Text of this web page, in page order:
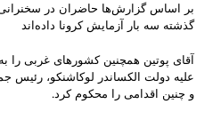
بر اساس گزارش‌ها حاضران در سخنرانی
گذشته سه بار آزمایش کرونا داده‌اند
آقای پوتین همچنین کشورهای غربی را
علیه دولت الکساندر لوکاشنکو، رئیس
و چنین اقدامی را محکوم کرد.